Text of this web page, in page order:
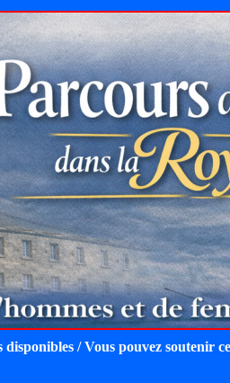
disponibles / Vous pouvez soutenir